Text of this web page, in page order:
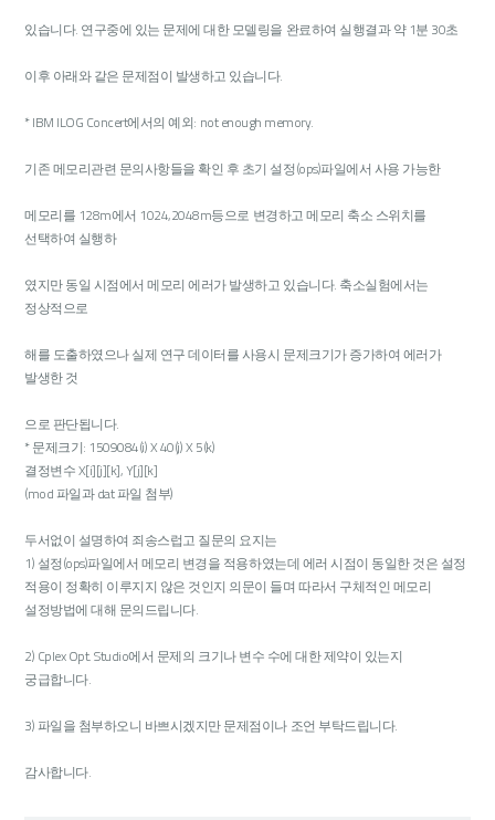
있습니다. 연구중에 있는 문제에 대한 모델링을 완료하여 실행결과 약 1분 30초
이후 아래와 같은 문제점이 발생하고 있습니다.
* IBM ILOG Concert에서의 예외: not enough memory.
기존 메모리관련 문의사항들을 확인 후 초기 설정(ops)파일에서 사용 가능한
메모리를 128m에서 1024,2048m등으로 변경하고 메모리 축소 스위치를
선택하여 실행하
였지만 동일 시점에서 메모리 에러가 발생하고 있습니다. 축소실험에서는
정상적으로
해를 도출하였으나 실제 연구 데이터를 사용시 문제크기가 증가하여 에러가
발생한 것
으로 판단됩니다.
* 문제크기: 1509084(i) X 40(j) X 5(k)
결정변수 X[i][j][k], Y[j][k]
(mod 파일과 dat 파일 첨부)
두서없이 설명하여 죄송스럽고 질문의 요지는
1) 설정(ops)파일에서 메모리 변경을 적용하였는데 에러 시점이 동일한 것은 설정
적용이 정확히 이루지지 않은 것인지 의문이 들며 따라서 구체적인 메모리
설정방법에 대해 문의드립니다.
2) Cplex Opt. Studio에서 문제의 크기나 변수 수에 대한 제약이 있는지
궁급합니다.
3) 파일을 첨부하오니 바쁘시겠지만 문제점이나 조언 부탁드립니다.
감사합니다.